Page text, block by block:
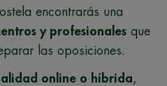
encontrarás una
y profesionales que
las oposiciones.
online o híbrida,